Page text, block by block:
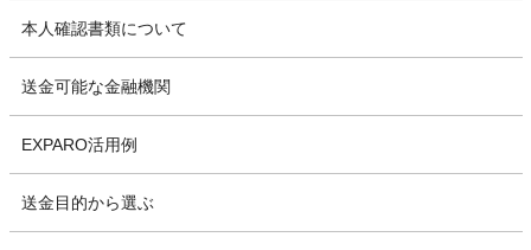
本人確認書類について
送金可能な金融機関
EXPARO活用例
送金目的から選ぶ